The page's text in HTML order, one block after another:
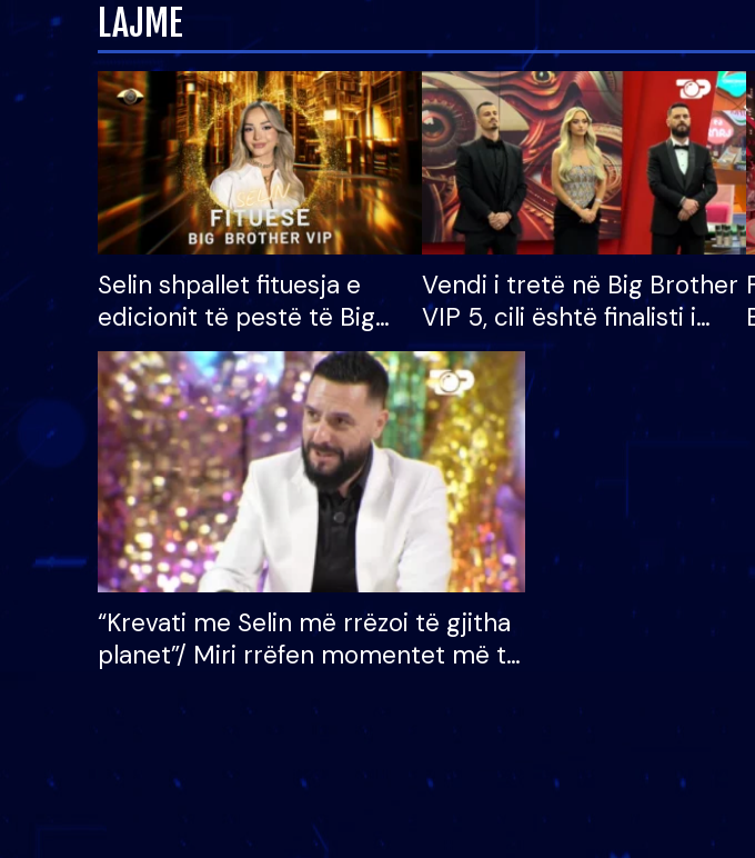
LAJME
Selin shpallet fituesja e
edicionit të pestë të Big
Brother VIP, rrëmben
çmimin e madh prej 100
mijë eurosh
Vendi i tretë në Big Brother
VIP 5, cili është finalisti i
radhës që lë shtëpinë
“Krevati me Selin më rrëzoi të gjitha
planet”/ Miri rrëfen momentet më të
mungojë zilja e mëngjesit kur…